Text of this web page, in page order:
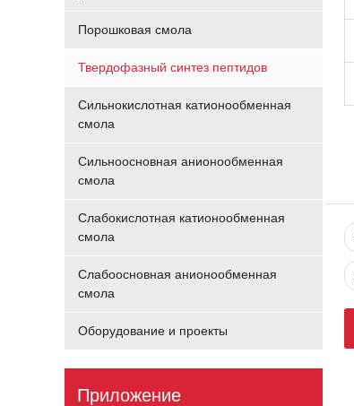
Порошковая смола
Твердофазный синтез пептидов
Сильнокислотная катионообменная
смола
Сильноосновная анионообменная
смола
Слабокислотная катионообменная
смола
Слабоосновная анионообменная
смола
Оборудование и проекты
Приложение